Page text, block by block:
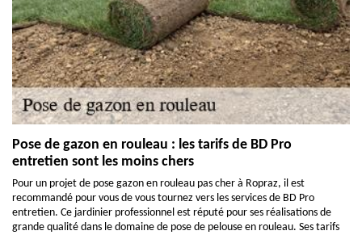
Pose de gazon en rouleau : les tarifs de BD Pro
entretien sont les moins chers
Pour un projet de pose gazon en rouleau pas cher à Ropraz, il est
recommandé pour vous de vous tournez vers les services de BD Pro
entretien. Ce jardinier professionnel est réputé pour ses réalisations de
grande qualité dans le domaine de pose de pelouse en rouleau. Ses tarifs